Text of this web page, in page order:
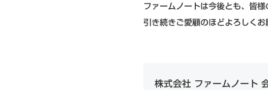
ファームノートは今後とも、皆
引き続きご愛顧のほどよろしくお
株式会社 ファームノート